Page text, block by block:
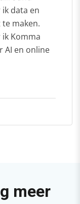
data en
maken.
Komma
AI en online
meer